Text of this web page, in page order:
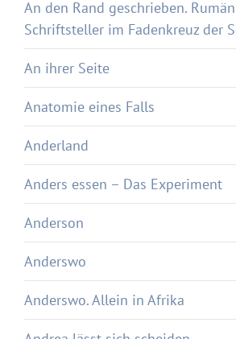
An den Rand geschrieben.
Schriftsteller im Fadenkreuz der
An ihrer Seite
Anatomie eines Falls
Anderland
Anders essen – Das Experiment
Anderson
Anderswo
Anderswo. Allein in Afrika